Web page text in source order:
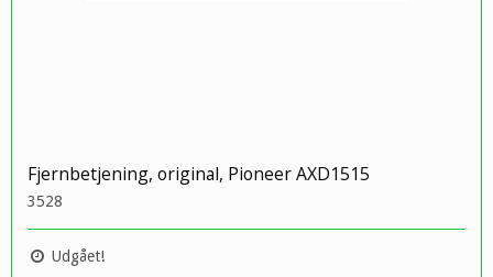
Fjernbetjening, original, Pioneer AXD1515
3528
Udgået!